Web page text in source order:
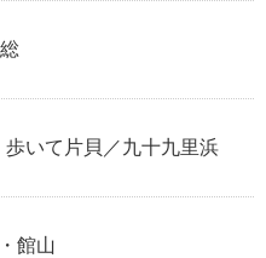
いて片貝／九十九里浜
館山